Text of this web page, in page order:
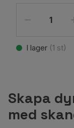
I lager (1 st)
Skapa
med